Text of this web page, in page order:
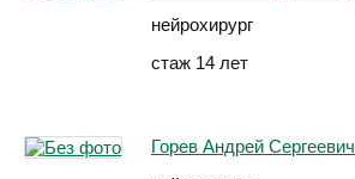
нейрохирург
стаж 14 лет
Горев Андрей Сергеевич